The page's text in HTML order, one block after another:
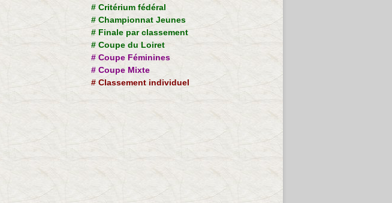
# Critérium fédéral
# Championnat Jeunes
# Finale par classement
# Coupe du Loiret
# Coupe Féminines
# Coupe Mixte
#Classement individuel